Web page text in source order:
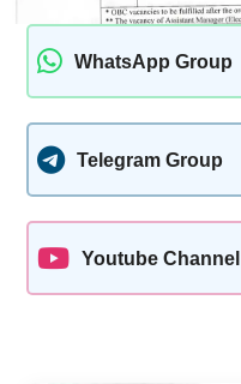
WhatsApp Group
Telegram Group
Youtube Channel